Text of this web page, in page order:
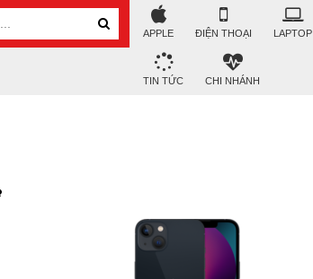
APPLE ĐIỆN THOẠI LAPTOP
TIN TỨC CHI NHÁNH